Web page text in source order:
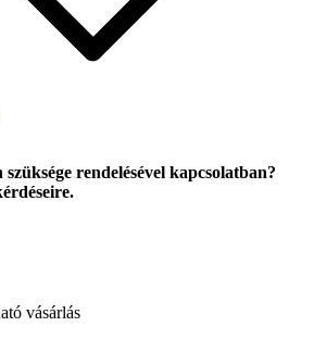
rendelésével kapcsolatban?
vásárlás